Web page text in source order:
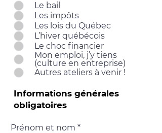
Le bail
Les impôts
Les lois du Québec
L’hiver québécois
Le choc financier
Mon emploi, j’y tiens
(culture en entreprise)
Autres ateliers à venir !
Informations générales
obligatoires
Prénom et nom